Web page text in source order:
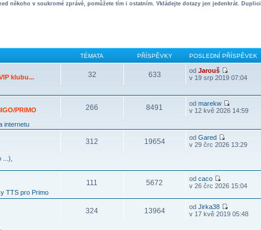
někoho v soukromé zprávě, pomůžete tím i ostatním. Vkládejte dotazy jen jedenkrát.
TÉMATA PŘÍSPĚVKY POSLEDNÍ PŘÍSPĚVEK
klubu... 32 633 odJarouš
v 19 srp 2019 07:04
PRIMO
internetu
266 8491 odmarekw
v 12 kvě 2026 14:59
...)
312 19654 odGared
v 29 črc 2026 13:29
TTS pro Primo
111 5672 odcaco
v 26 črc 2026 15:04
324 13964 odJirka38
v 17 kvě 2019 05:48